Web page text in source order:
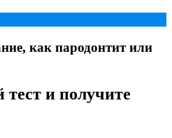
как пародонтит или
тест и получите